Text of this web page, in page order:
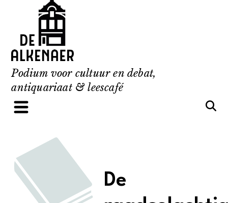
content
Podium voor cultuur en debat,
antiquariaat & leescafé
De